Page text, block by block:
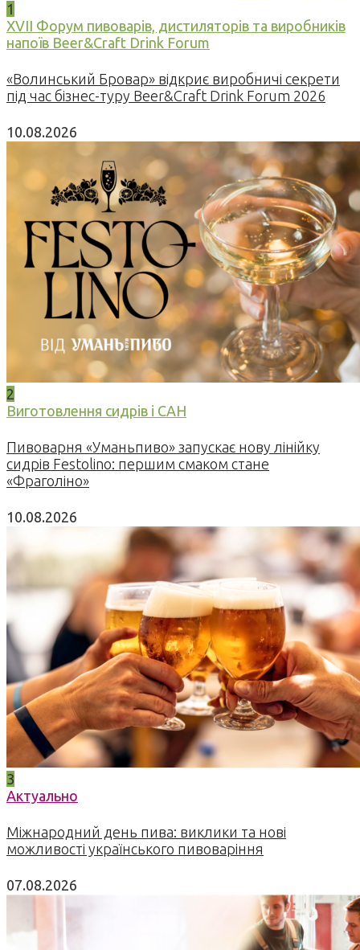
1
XVII Форум пивоварів, дистиляторів та виробників
напоїв Beer&Craft Drink Forum
«Волинський Бровар» відкриє виробничі секрети
під час бізнес-туру Beer&Craft Drink Forum 2026
10.08.2026
2
Виготовлення сидрів і САН
Пивоварня «Уманьпиво» запускає нову лінійку
сидрів Festolino: першим смаком стане
«Фраголіно»
10.08.2026
3
Актуально
Міжнародний день пива: виклики та нові
можливості українського пивоваріння
07.08.2026